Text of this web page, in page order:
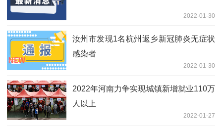
2022-01-30
汝州市发现1名杭州返乡新冠肺炎无症状
感染者
2022-01-30
2022年河南力争实现城镇新增就业110万
人以上
2022-01-27